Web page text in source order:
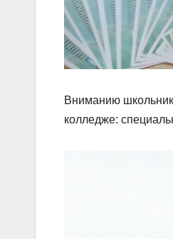
Вниманию
колледже: